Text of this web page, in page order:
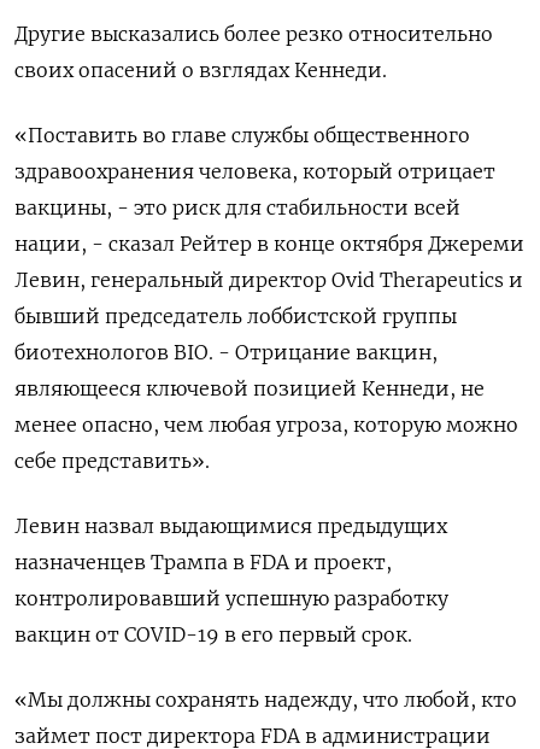
Другие высказались более резко относительно
своих опасений о взглядах Кеннеди.
«Поставить во главе службы общественного
здравоохранения человека, который отрицает
вакцины, - это риск для стабильности всей
нации, - сказал Рейтер в конце октября Джереми
Левин, генеральный директор Ovid Therapeutics и
бывший председатель лоббистской группы
биотехнологов BIO. - Отрицание вакцин,
являющееся ключевой позицией Кеннеди, не
менее опасно, чем любая угроза, которую можно
себе представить».
Левин назвал выдающимися предыдущих
назначенцев Трампа в FDA и проект,
контролировавший успешную разработку
вакцин от COVID-19 в его первый срок.
«Мы должны сохранять надежду, что любой, кто
займет пост директора FDA в администрации